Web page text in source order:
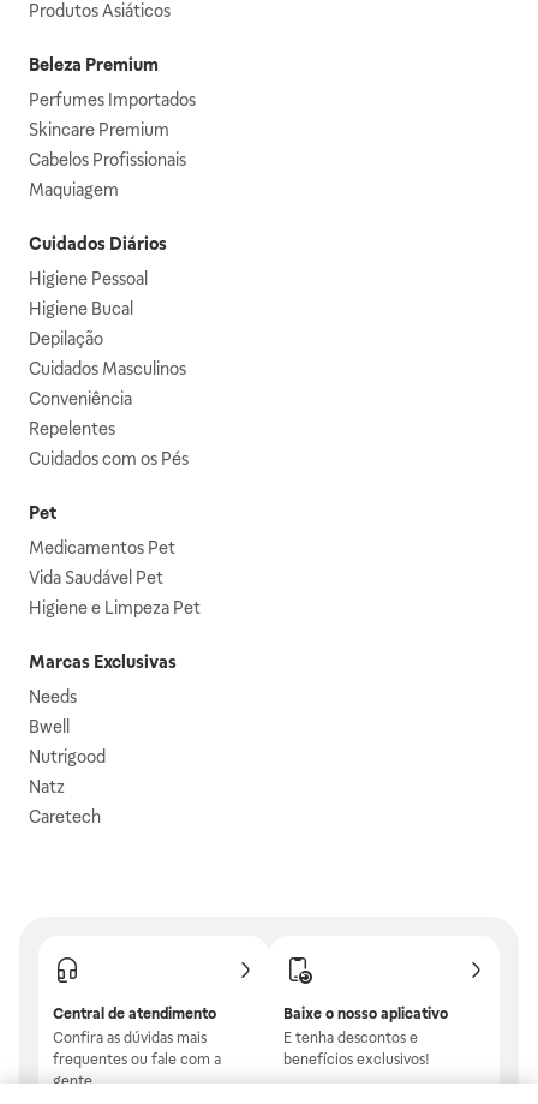
Produtos Asiáticos
Beleza Premium
Perfumes Importados
Skincare Premium
Cabelos Profissionais
Maquiagem
Cuidados Diários
Higiene Pessoal
Higiene Bucal
Depilação
Cuidados Masculinos
Conveniência
Repelentes
Cuidados com os Pés
Pet
Medicamentos Pet
Vida Saudável Pet
Higiene e Limpeza Pet
Marcas Exclusivas
Needs
Bwell
Nutrigood
Natz
Caretech
Central de atendimento
Confira as dúvidas mais
frequentes ou fale com a
gente.
Baixe o nosso aplicativo
E tenha descontos e
benefícios exclusivos!